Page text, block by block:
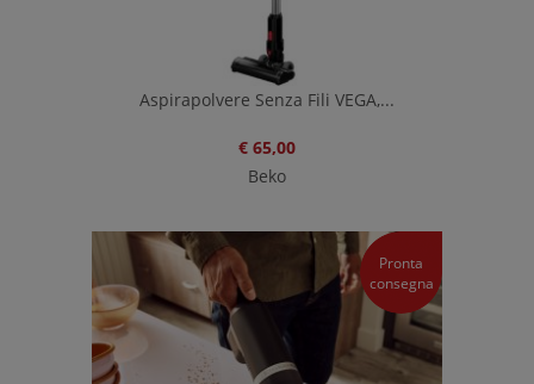
Aspirapolvere Senza Fili VEGA,...
€ 65,00
Beko
Pronta
consegna